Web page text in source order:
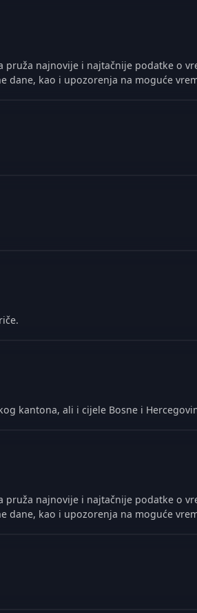
najnovije i najtačnije podatke o
kao i upozorenja na moguće
kantona, ali i cijele Bosne i
najnovije i najtačnije podatke o
kao i upozorenja na moguće